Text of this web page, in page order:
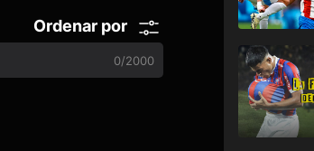
Ordenar por
0/2000